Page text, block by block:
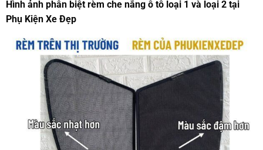
Hình ảnh phân biệt rèm che nắng ô tô loại 1 và loại 2 tại
Phụ Kiện Xe Đẹp